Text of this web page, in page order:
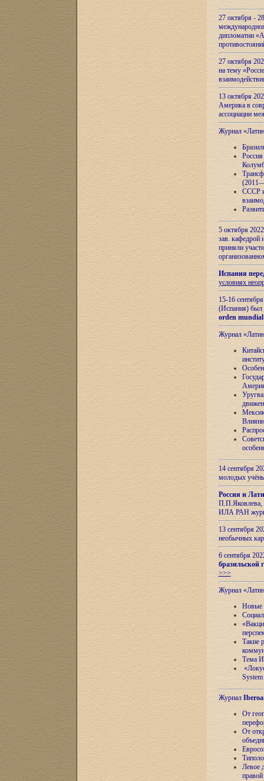
27 октября -
дипломатии
27 октября
на тему
13 октября
Америка в
ассоциации
Журнал
СССР и
5 октября
зав.
приняли
Испания
условиях
15-16
(Испания) был
orden
Журнал
14 сентября
молодых
Россия и
П.П.Яковлева,
ИЛА РАН
13 сентября
необычных
6 сентября
бразильской
>>>
Журнал
Новые
Такие
Тема
Журнал
От
От
Левое